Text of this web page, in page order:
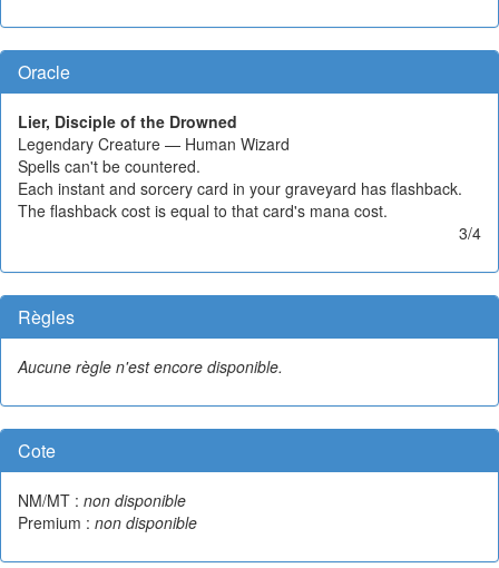
Oracle
Lier, Disciple of the Drowned
Legendary Creature — Human Wizard
Spells can't be countered.
Each instant and sorcery card in your graveyard has flashback.
The flashback cost is equal to that card's mana cost.
3/4
Règles
Aucune règle n'est encore disponible.
Cote
NM/MT : non disponible
Premium : non disponible